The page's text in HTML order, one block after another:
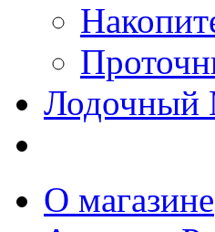
Лодочный
О магазине